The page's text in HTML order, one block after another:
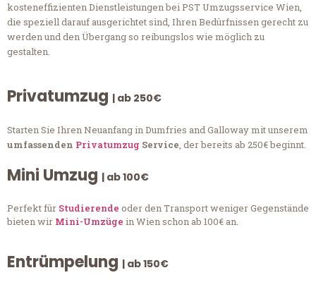
kosteneffizienten Dienstleistungen bei PST Umzugsservice Wien,
die speziell darauf ausgerichtet sind, Ihren Bedürfnissen gerecht zu
werden und den Übergang so reibungslos wie möglich zu
gestalten.
Privatumzug | ab 250€
Starten Sie Ihren Neuanfang in Dumfries and Galloway mit unserem
umfassenden Privatumzug Service, der bereits ab 250€ beginnt.
Mini Umzug | ab 100€
Perfekt für Studierende oder den Transport weniger Gegenstände
bieten wir Mini-Umzüge in Wien schon ab 100€ an.
Entrümpelung | ab 150€